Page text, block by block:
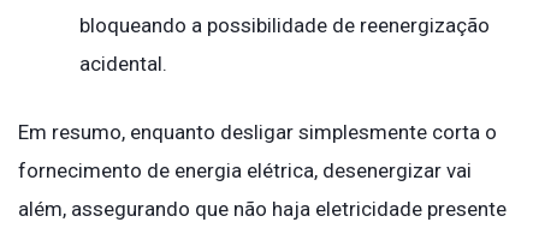
bloqueando a possibilidade de reenergização
acidental.
Em resumo, enquanto desligar simplesmente corta o
fornecimento de energia elétrica, desenergizar vai
além, assegurando que não haja eletricidade presente